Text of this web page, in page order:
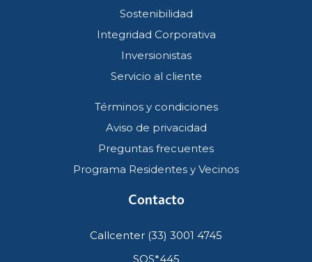
Sostenibilidad
Integridad Corporativa
Inversionistas
Servicio al cliente
Términos y condiciones
Aviso de privacidad
Preguntas frecuentes
Programa Residentes y Vecinos
Contacto
Callcenter (33) 3001 4745
SOS*445